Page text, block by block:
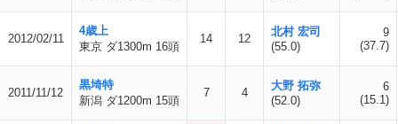
2012/02/11
4歳上
東京 ダ1300m 16頭
14 12
北村 宏司
(55.0)
9
(37.7)
2011/11/12
黒埼特
新潟 ダ1200m 15頭
7 4
大野 拓弥
(52.0)
6
(15.1)